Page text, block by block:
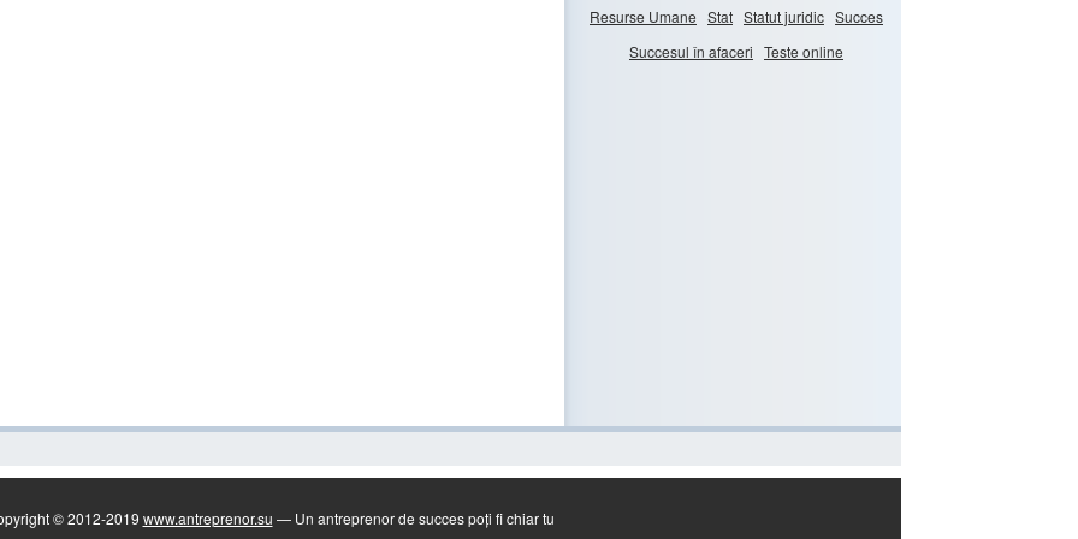
Resurse Umane Stat Statut juridic Succes
Succesul în afaceri Teste online
© 2012-2019 www.antreprenor.su — Un antreprenor de succes poți fi chiar tu